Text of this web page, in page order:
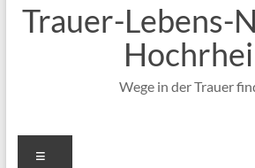
Trauer-Lebens-
Wege in der Trauer